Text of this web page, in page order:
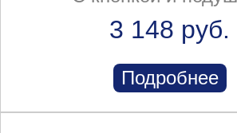
3 148 руб.
Подробнее